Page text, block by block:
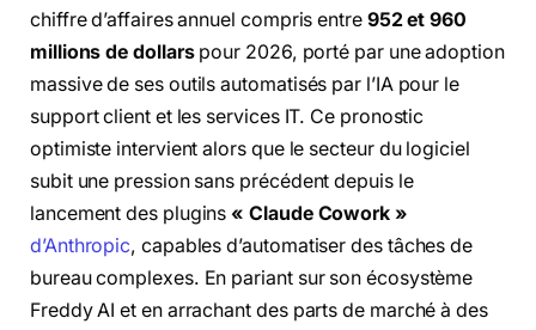
chiffre d’affaires annuel compris entre 952 et 960
millions de dollarspour 2026, porté par une adoption
massive de ses outils automatisés par l’IA pour le
support client et les services IT. Ce pronostic
optimiste intervient alors que le secteur du logiciel
subit une pression sans précédent depuis le
lancement des plugins« Claude Cowork »
d’Anthropic, capables d’automatiser des tâches de
bureau complexes. En pariant sur son écosystème
Freddy AI et en arrachant des parts de marché à des